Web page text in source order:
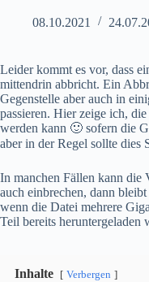
08.10.2021
Leider kommt es vor, dass
mittendrin abbricht. Ein
Gegenstelle aber auch in
passieren. Hier zeige ich,
werden kann 🙂 sofern die
aber in der Regel sollte dies
In manchen Fällen kann die
auch einbrechen, dann
wenn die Datei mehrere
Teil bereits
Inhalte Verbergen